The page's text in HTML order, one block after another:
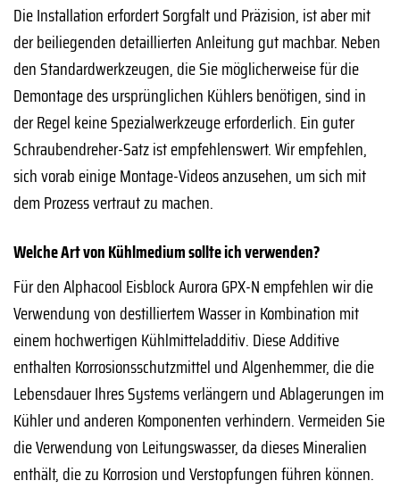
Die Installation erfordert Sorgfalt und Präzision, ist aber mit
der beiliegenden detaillierten Anleitung gut machbar. Neben
den Standardwerkzeugen, die Sie möglicherweise für die
Demontage des ursprünglichen Kühlers benötigen, sind in
der Regel keine Spezialwerkzeuge erforderlich. Ein guter
Schraubendreher-Satz ist empfehlenswert. Wir empfehlen,
sich vorab einige Montage-Videos anzusehen, um sich mit
dem Prozess vertraut zu machen.
Welche Art von Kühlmedium sollte ich verwenden?
Für den Alphacool Eisblock Aurora GPX-N empfehlen wir die
Verwendung von destilliertem Wasser in Kombination mit
einem hochwertigen Kühlmitteladditiv. Diese Additive
enthalten Korrosionsschutzmittel und Algenhemmer, die die
Lebensdauer Ihres Systems verlängern und Ablagerungen im
Kühler und anderen Komponenten verhindern. Vermeiden Sie
die Verwendung von Leitungswasser, da dieses Mineralien
enthält, die zu Korrosion und Verstopfungen führen können.